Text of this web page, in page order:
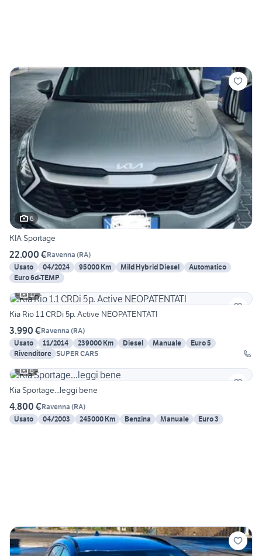
6
KIA Sportage
22.000 €Ravenna (RA)
Usato
04/2024 95000 Km Mild Hybrid Diesel
Automatico
Euro 6d-TEMP
17
Kia Rio 1.1 CRDi 5p. Active NEOPATENTATI
3.990 €Ravenna (RA)
Usato
11/2014 239000 Km Diesel Manuale
Euro 5
Rivenditore SUPER CARS
6
Kia Sportage...leggi bene
4.800 €Ravenna (RA)
Usato
04/2003 245000 Km Benzina Manuale Euro 3